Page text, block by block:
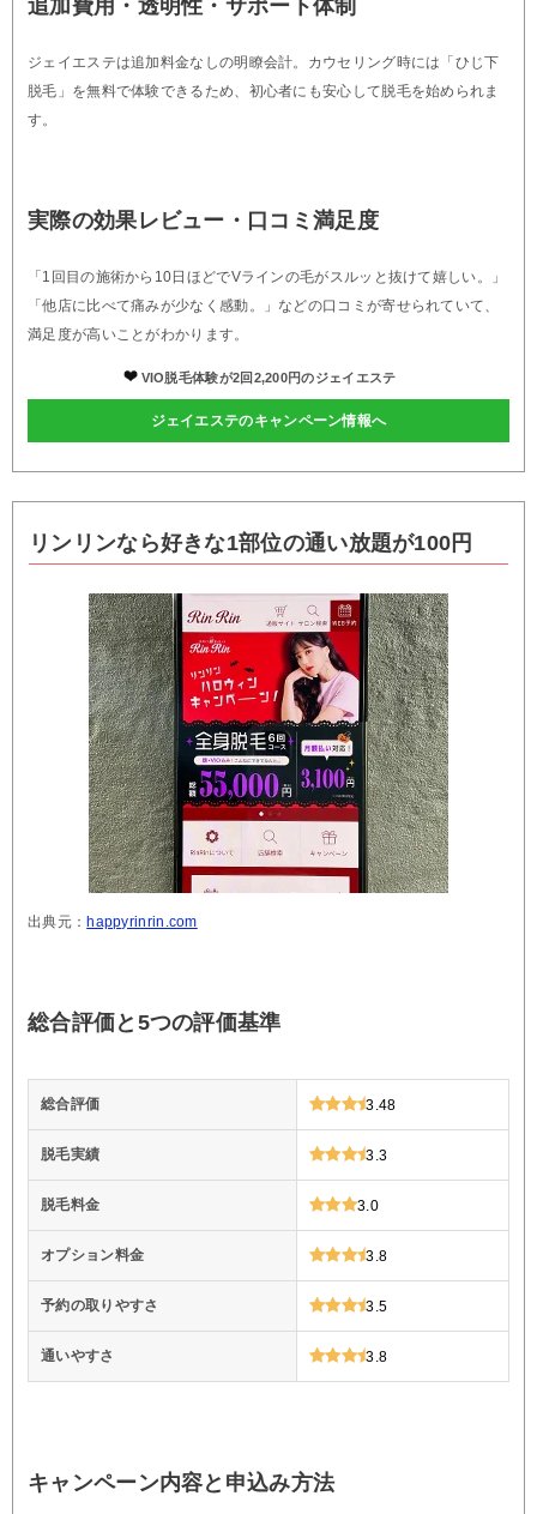
追加費用・透明性・サポート体制
ジェイエステは追加料金なしの明瞭会計。カウセリング時には「ひじ下
脱毛」を無料で体験できるため、初心者にも安心して脱毛を始められま
す。
実際の効果レビュー・口コミ満足度
「1回目の施術から10日ほどでVラインの毛がスルッと抜けて嬉しい。」
「他店に比べて痛みが少なく感動。」などの口コミが寄せられていて、
満足度が高いことがわかります。
VIO脱毛体験が2回2,200円のジェイエステ
ジェイエステのキャンペーン情報へ
リンリンなら好きな1部位の通い放題が100円
出典元：happyrinrin.com
総合評価と5つの評価基準
総合評価 3.48
脱毛実績 3.3
脱毛料金 3.0
オプション料金 3.8
予約の取りやすさ 3.5
通いやすさ 3.8
キャンペーン内容と申込み方法